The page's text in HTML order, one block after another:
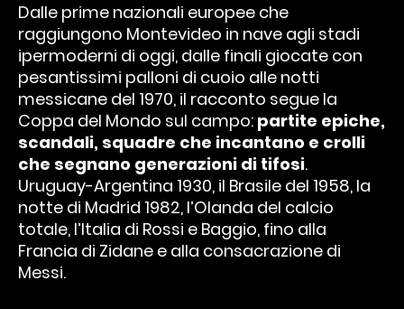
Dalle prime nazionali europee che
raggiungono Montevideo in nave agli stadi
ipermoderni di oggi, dalle finali giocate con
pesantissimi palloni di cuoio alle notti
messicane del 1970, il racconto segue la
Coppa del Mondo sul campo: partite epiche,
scandali, squadre che incantano e crolli
che segnano generazioni di tifosi.
Uruguay-Argentina 1930, il Brasile del 1958, la
notte di Madrid 1982, l’Olanda del calcio
totale, l’Italia di Rossi e Baggio, fino alla
Francia di Zidane e alla consacrazione di
Messi.